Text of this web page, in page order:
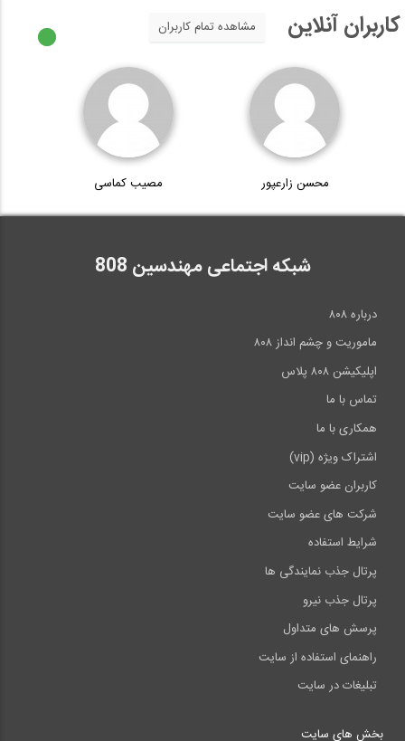
کاربران آنلاین مشاهده تمام کاربران
محسن زارعپور مصیب کماسی
شبکه اجتماعی مهندسین 808
درباره ۸۰۸
ماموریت و چشم انداز ۸۰۸
اپلیکیشن ۸۰۸ پلاس
تماس با ما
همکاری با ما
اشتراک ویژه (vip)
کاربران عضو سایت
شرکت های عضو سایت
شرایط استفاده
پرتال جذب نمایندگی ها
پرتال جذب نیرو
پرسش های متداول
راهنمای استفاده از سایت
تبلیغات در سایت
بخش های سایت